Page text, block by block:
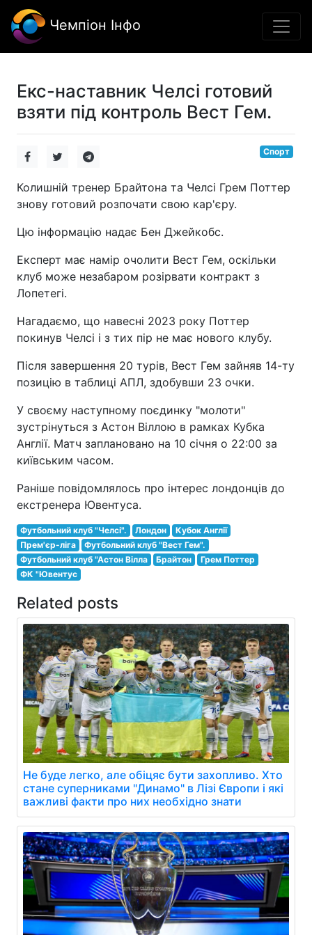
Чемпіон Інфо
Екс-наставник Челсі готовий
взяти під контроль Вест Гем.
Спорт
Колишній тренер Брайтона та Челсі Грем Поттер
знову готовий розпочати свою кар'єру.
Цю інформацію надає Бен Джейкобс.
Експерт має намір очолити Вест Гем, оскільки
клуб може незабаром розірвати контракт з
Лопетегі.
Нагадаємо, що навесні 2023 року Поттер
покинув Челсі і з тих пір не має нового клубу.
Після завершення 20 турів, Вест Гем зайняв 14-ту
позицію в таблиці АПЛ, здобувши 23 очки.
У своєму наступному поєдинку "молоти"
зустрінуться з Астон Віллою в рамках Кубка
Англії. Матч заплановано на 10 січня о 22:00 за
київським часом.
Раніше повідомлялось про інтерес лондонців до
екстренера Ювентуса.
Футбольний клуб "Челсі". Лондон
Кубок Англії
Прем'єр-ліга
Футбольний клуб "Вест Гем".
Футбольний клуб "Астон Вілла
Брайтон
Грем Поттер
ФК "Ювентус
Related posts
Не буде легко, але обіцяє бути захопливо. Хто
стане суперниками "Динамо" в Лізі Європи і які
важливі факти про них необхідно знати